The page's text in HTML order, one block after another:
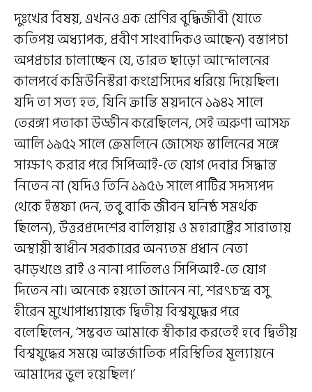
দুঃখের বিষয়, এখনও এক শ্রেণির বুদ্ধিজীবী (যাতে
কতিপয় অধ্যাপক, প্রবীণ সাংবাদিকও আছেন) বস্তাপচা
অপপ্রচার চালাচ্ছেন যে, ভারত ছাড়ো আন্দোলনের
কালপর্বে কমিউনিস্টরা কংগ্রেসিদের ধরিয়ে দিয়েছিল।
যদি তা সত্য হত, যিনি ক্রান্তি ময়দানে ১৯৪২ সালে
তেরঙ্গা পতাকা উড্ডীন করেছিলেন, সেই অরুণা আসফ
আলি ১৯৫২ সালে ক্রেমলিনে জোসেফ স্তালিনের সঙ্গে
সাক্ষাৎ করার পরে সিপিআই-তে যোগ দেবার সিদ্ধান্ত
নিতেন না (যদিও তিনি ১৯৫৬ সালে পার্টির সদস্যপদ
থেকে ইস্তফা দেন, তবু বাকি জীবন ঘনিষ্ঠ সমর্থক
ছিলেন), উত্তরপ্রদেশের বালিয়ায় ও মহারাষ্ট্রের সারাতায়
অস্থায়ী স্বাধীন সরকারের অন্যতম প্রধান নেতা
ঝাড়খণ্ডে রাই ও নানা পাতিলও সিপিআই-তে যোগ
দিতেন না। অনেকে হয়তো জানেন না, শরৎচন্দ্র বসু
হীরেন মুখোপাধ্যায়কে দ্বিতীয় বিশ্বযুদ্ধের পরে
বলেছিলেন, ‘সম্ভবত আমাকে স্বীকার করতেই হবে দ্বিতীয়
বিশ্বযুদ্ধের সময়ে আন্তর্জাতিক পরিস্থিতির মূল্যায়নে
আমাদের ভুল হয়েছিল।’